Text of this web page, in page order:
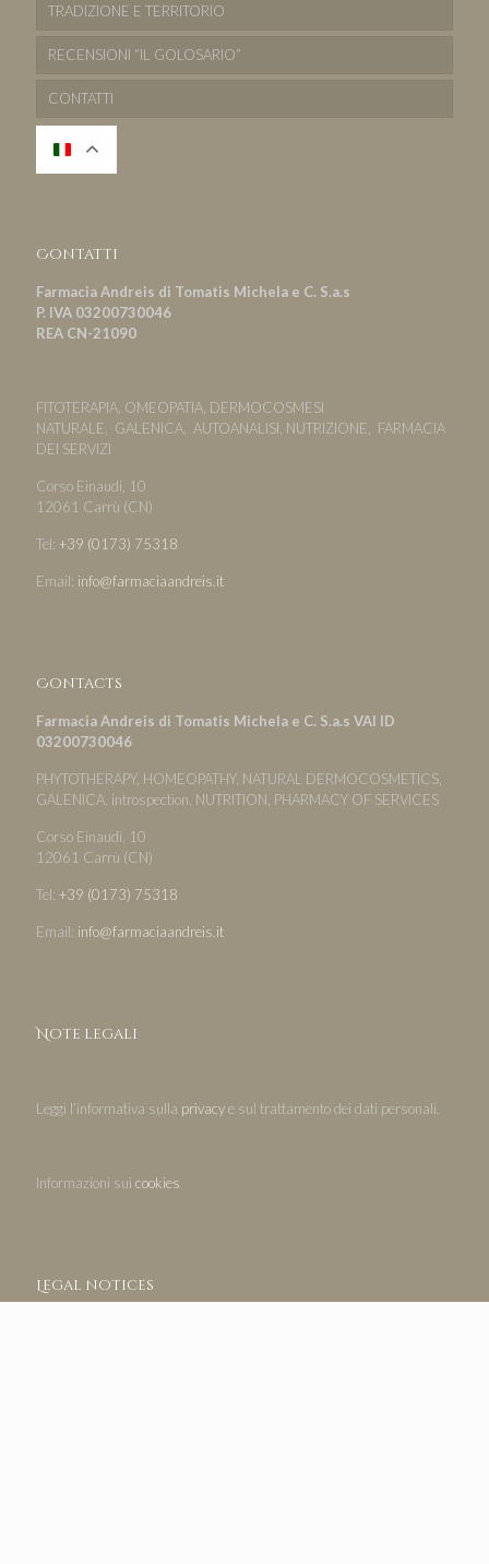
TRADIZIONE E TERRITORIO
RECENSIONI “IL GOLOSARIO”
CONTATTI
Contatti
Farmacia Andreis di Tomatis Michela e C. S.a.s
P. IVA 03200730046
REA CN-21090
FITOTERAPIA, OMEOPATIA, DERMOCOSMESI
NATURALE, GALENICA, AUTOANALISI, NUTRIZIONE, FARMACIA
DEI SERVIZI
Corso Einaudi, 10
12061 Carrù (CN)
Tel: +39 (0173) 75318
Email: info@farmaciaandreis.it
Contacts
Farmacia Andreis di Tomatis Michela e C. S.a.s VAI ID
03200730046
PHYTOTHERAPY, HOMEOPATHY, NATURAL DERMOCOSMETICS,
GALENICA, introspection, NUTRITION, PHARMACY OF SERVICES
Corso Einaudi, 10
12061 Carrù (CN)
Tel: +39 (0173) 75318
Email: info@farmaciaandreis.it
Note legali
Leggi l’informativa sulla privacye sul trattamento dei dati personali.
Informazioni sui cookies
Legal notices